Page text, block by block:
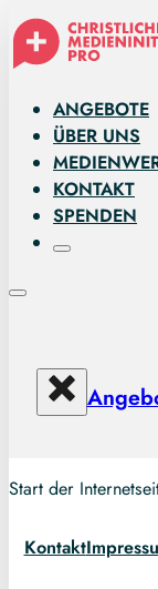
ANGEBOTE
ÜBER UNS
KONTAKT
SPENDEN
Start der
Kontakt